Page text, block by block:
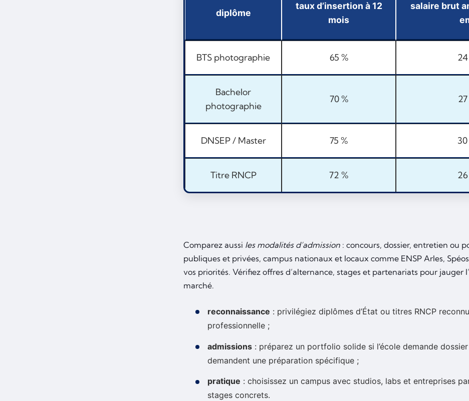
diplôme
taux d’insertion à 12
mois
salaire brut
BTS photographie 65 %
Bachelor
photographie
70 %
DNSEP / Master 75 %
Titre RNCP 72 %
Comparez aussi les modalités d’admission : concours, dossier, entretien ou
publiques et privées, campus nationaux et locaux comme ENSP Arles,
vos priorités. Vérifiez offres d’alternance, stages et partenariats pour jauger
marché.
reconnaissance : privilégiez diplômes d’État ou titres RNCP
professionnelle ;
admissions : préparez un portfolio solide si l’école demande
demandent une préparation spécifique ;
pratique : choisissez un campus avec studios, labs et entreprises
stages concrets.